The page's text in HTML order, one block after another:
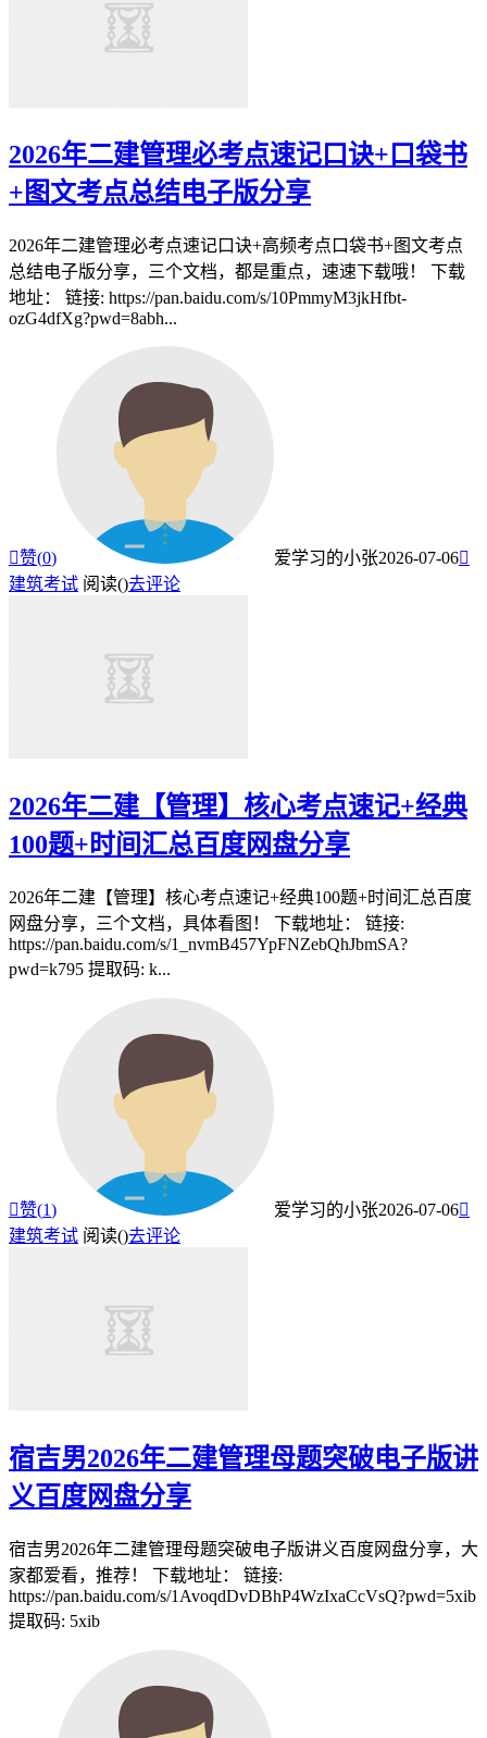
2026年二建管理必考点速记口诀+口袋书
+图文考点总结电子版分享
2026年二建管理必考点速记口诀+高频考点口袋书+图文考点
总结电子版分享，三个文档，都是重点，速速下载哦！ 下载
地址： 链接: https://pan.baidu.com/s/10PmmyM3jkHfbt-
ozG4dfXg?pwd=8abh...
赞(0) 爱学习的小张2026-07-06
建筑考试 阅读()去评论
2026年二建【管理】核心考点速记+经典
100题+时间汇总百度网盘分享
2026年二建【管理】核心考点速记+经典100题+时间汇总百度
网盘分享，三个文档，具体看图！ 下载地址： 链接:
https://pan.baidu.com/s/1_nvmB457YpFNZebQhJbmSA?
pwd=k795 提取码: k...
赞(1) 爱学习的小张2026-07-06
建筑考试 阅读()去评论
宿吉男2026年二建管理母题突破电子版讲
义百度网盘分享
宿吉男2026年二建管理母题突破电子版讲义百度网盘分享，大
家都爱看，推荐！ 下载地址： 链接:
https://pan.baidu.com/s/1AvoqdDvDBhP4WzIxaCcVsQ?pwd=5xib
提取码: 5xib